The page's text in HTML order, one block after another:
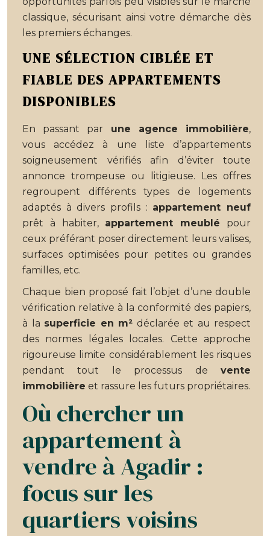
classique, sécurisant ainsi votre démarche dès
les premiers échanges.
UNE SÉLECTION CIBLÉE ET
FIABLE DES APPARTEMENTS
DISPONIBLES
En passant par une agence immobilière,
vous accédez à une liste d’appartements
soigneusement vérifiés afin d’éviter toute
annonce trompeuse ou litigieuse. Les offres
regroupent différents types de logements
adaptés à divers profils : appartement neuf
prêt à habiter, appartement meublé pour
ceux préférant poser directement leurs valises,
surfaces optimisées pour petites ou grandes
familles, etc.
Chaque bien proposé fait l’objet d’une double
vérification relative à la conformité des papiers,
à la superficie en m² déclarée et au respect
des normes légales locales. Cette approche
rigoureuse limite considérablement les risques
pendant tout le processus de vente
immobilière et rassure les futurs propriétaires.
Où chercher un
appartement à
vendre à Agadir :
focus sur les
quartiers voisins